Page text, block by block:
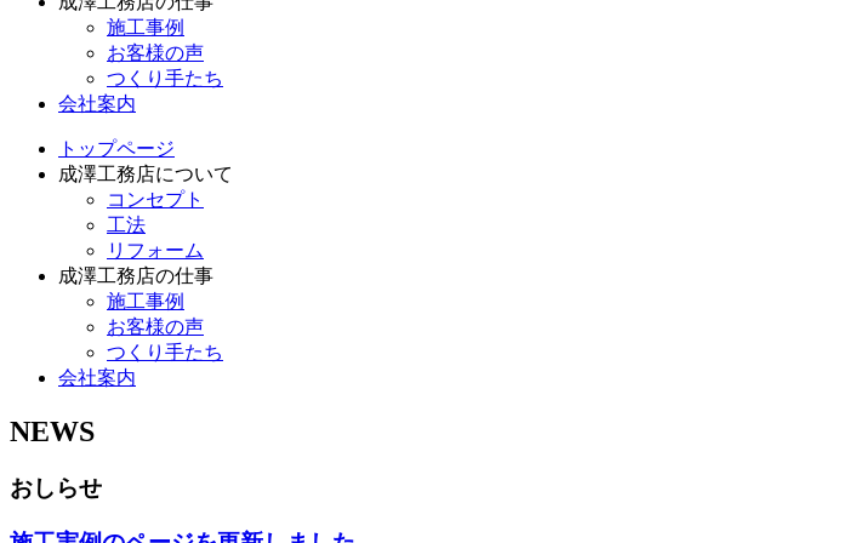
施工事例
お客様の声
つくり手たち
会社案内
トップページ
成澤工務店について
コンセプト
工法
リフォーム
成澤工務店の仕事
施工事例
お客様の声
つくり手たち
会社案内
NEWS
おしらせ